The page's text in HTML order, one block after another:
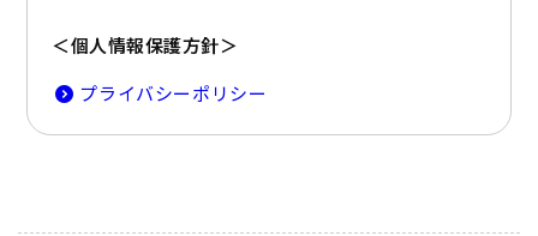
＜個人情報保護方針＞
プライバシーポリシー